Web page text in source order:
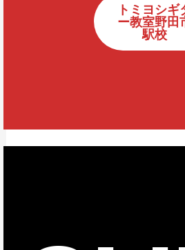
トミヨシギ
ー教室野田
駅校